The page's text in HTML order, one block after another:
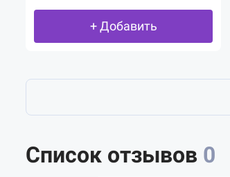
+ Добавить
Список отзывов 0